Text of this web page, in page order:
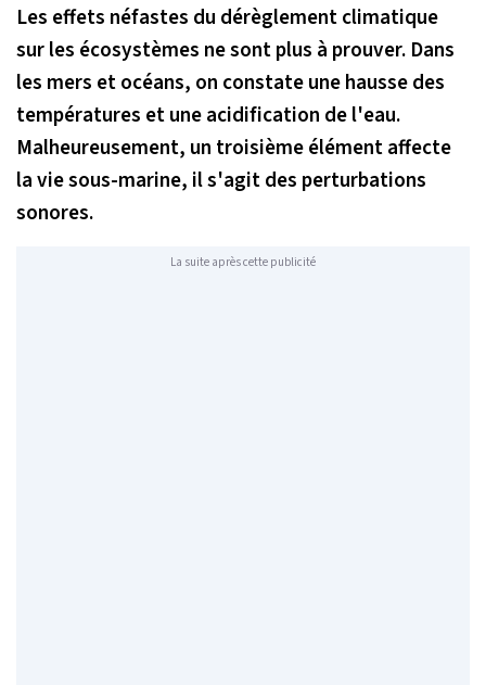
Les effets néfastes du dérèglement climatique
sur les écosystèmes ne sont plus à prouver. Dans
les mers et océans, on constate une hausse des
températures et une acidification de l'eau.
Malheureusement, un troisième élément affecte
la vie sous-marine, il s'agit des perturbations
sonores.
La suite après cette publicité